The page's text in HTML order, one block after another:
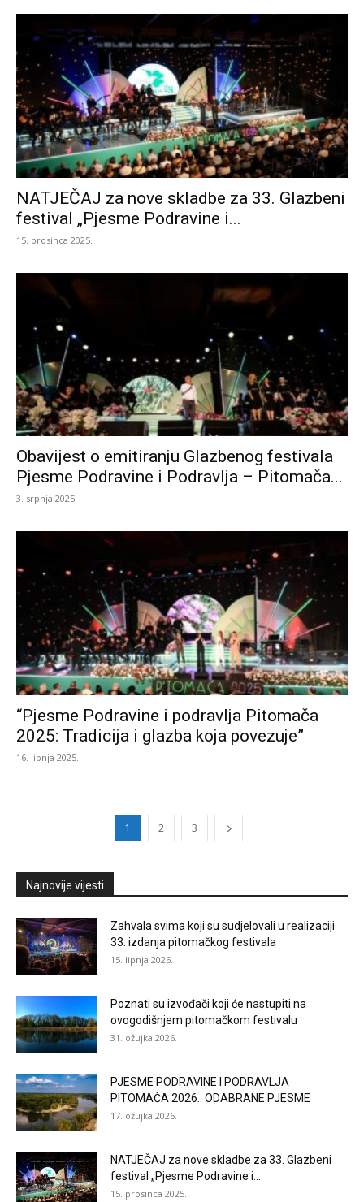
NATJEČAJ za nove skladbe za 33. Glazbeni
festival „Pjesme Podravine i...
15. prosinca 2025.
Obavijest o emitiranju Glazbenog festivala
Pjesme Podravine i Podravlja – Pitomača...
3. srpnja 2025.
“Pjesme Podravine i podravlja Pitomača
2025: Tradicija i glazba koja povezuje”
16. lipnja 2025.
1 2 3
Najnovije vijesti
Zahvala svima koji su sudjelovali u realizaciji
33. izdanja pitomačkog festivala
15. lipnja 2026.
Poznati su izvođači koji će nastupiti na
ovogodišnjem pitomačkom festivalu
31. ožujka 2026.
PJESME PODRAVINE I PODRAVLJA
PITOMAČA 2026.: ODABRANE PJESME
17. ožujka 2026.
NATJEČAJ za nove skladbe za 33. Glazbeni
festival „Pjesme Podravine i...
15. prosinca 2025.